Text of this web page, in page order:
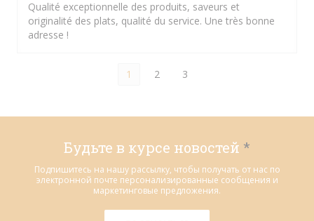
Qualité exceptionnelle des produits, saveurs et
originalité des plats, qualité du service. Une très bonne
adresse !
1 2 3
Будьте в курсе новостей *
Подпишитесь на нашу рассылку, чтобы получать от нас по
электронной почте персонализированные сообщения и
маркетинговые предложения.